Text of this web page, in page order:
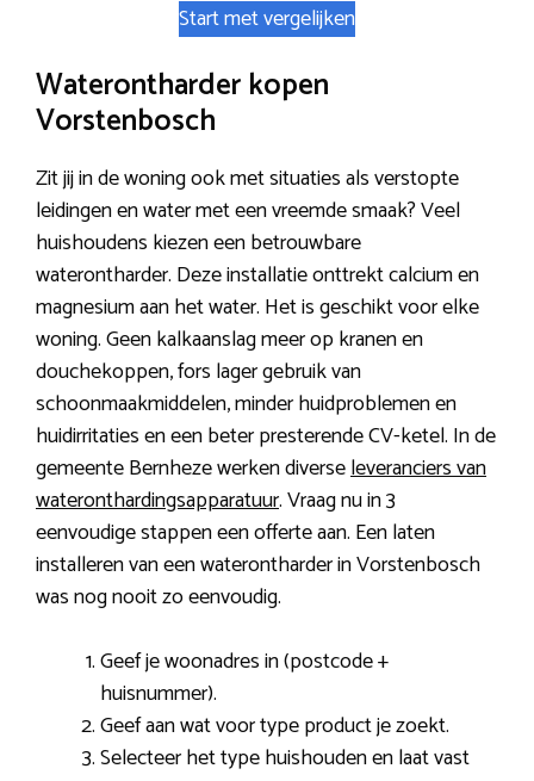
Start met vergelijken
Waterontharder kopen
Vorstenbosch
Zit jij in de woning ook met situaties als verstopte
leidingen en water met een vreemde smaak? Veel
huishoudens kiezen een betrouwbare
waterontharder. Deze installatie onttrekt calcium en
magnesium aan het water. Het is geschikt voor elke
woning. Geen kalkaanslag meer op kranen en
douchekoppen, fors lager gebruik van
schoonmaakmiddelen, minder huidproblemen en
huidirritaties en een beter presterende CV-ketel. In de
gemeente Bernheze werken diverseleveranciers van
wateronthardingsapparatuur. Vraag nu in 3
eenvoudige stappen een offerte aan. Een laten
installeren van een waterontharder in Vorstenbosch
was nog nooit zo eenvoudig.
Geef je woonadres in (postcode +
huisnummer).
Geef aan wat voor type product je zoekt.
Selecteer het type huishouden en laat vast